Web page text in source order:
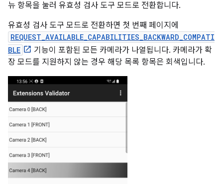
뉴 항목을 눌러 유효성 검사 도구 모드로 전환합니다.
유효성 검사 도구 모드로 전환하면 첫 번째 페이지에
REQUEST_AVAILABLE_CAPABILITIES_BACKWARD_COMPATI
BLE
기능이 포함된 모든 카메라가 나열됩니다. 카메라가 확
장 모드를 지원하지 않는 경우 해당 목록 항목은 회색입니다.